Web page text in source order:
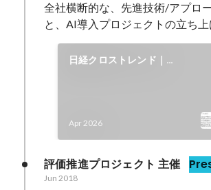
全社横断的な、先進技術/アプロ
と、AI導入プロジェクトの立ち上
日経クロストレンド｜
Apr 2026
評価推進プロジェクト 主催
Jun 2018